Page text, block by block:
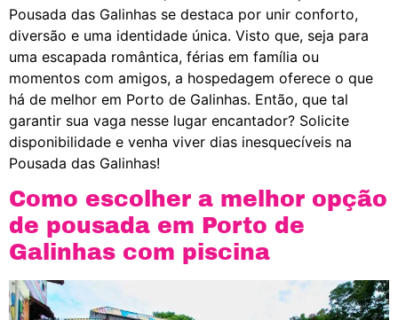
Pousada das Galinhas se destaca por unir conforto,
diversão e uma identidade única. Visto que, seja para
uma escapada romântica, férias em família ou
momentos com amigos, a hospedagem oferece o que
há de melhor em Porto de Galinhas. Então, que tal
garantir sua vaga nesse lugar encantador? Solicite
disponibilidade e venha viver dias inesquecíveis na
Pousada das Galinhas!
Como escolher a melhor opção
de pousada em Porto de
Galinhas com piscina